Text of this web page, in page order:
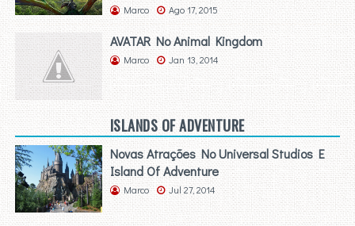
Marco Ago 17, 2015
AVATAR No Animal Kingdom
Marco Jan 13, 2014
ISLANDS OF ADVENTURE
Novas Atrações No Universal Studios E
Island Of Adventure
Marco Jul 27, 2014